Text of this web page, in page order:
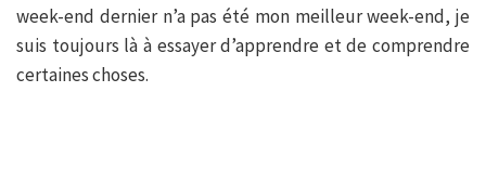
week-end dernier n’a pas été mon meilleur week-end, je
suis toujours là à essayer d’apprendre et de comprendre
certaines choses.